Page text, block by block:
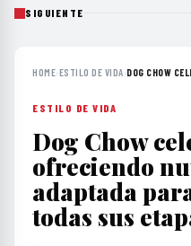
SIGUIENTE
HOME›ESTILO DE VIDA›DOG CHOW
ESTILO DE VIDA
Dog Chow
ofreciendo
adaptada
todas sus